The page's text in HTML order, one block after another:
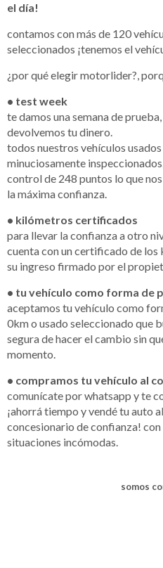
el día!
contamos con más de 120
seleccionados ¡tenemos el
¿por qué elegir motorlider?,
• test week
te damos una semana de
devolvemos tu dinero.
todos nuestros vehículos
minuciosamente
control de 248 puntos lo que
la máxima confianza.
• kilómetros certificados
para llevar la confianza a otro
cuenta con un certificado de los
su ingreso firmado por el
• tu vehículo como forma de
aceptamos tu vehículo como
0km o usado seleccionado que
segura de hacer el cambio sin
momento.
• compramos tu vehículo al
comunícate por whatsapp y te
¡ahorrá tiempo y vendé tu auto
concesionario de confianza!
situaciones incómodas.
somos